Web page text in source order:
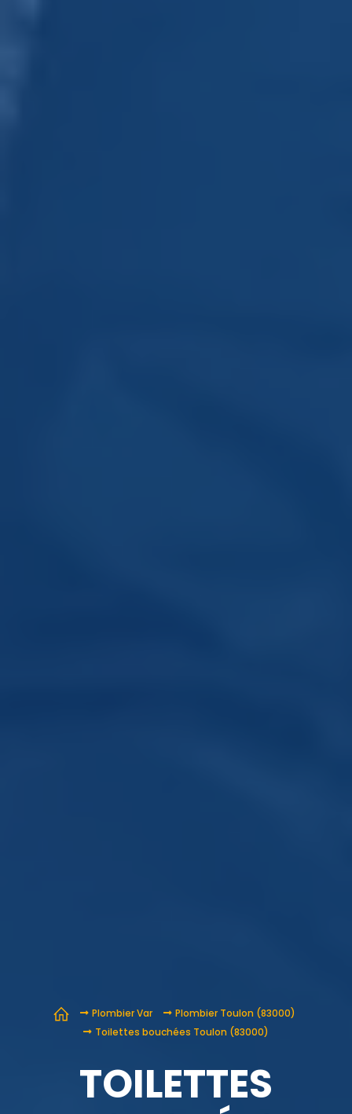
Plombier Var
Plombier Toulon (83000)
Toilettes bouchées Toulon (83000)
TOILETTES